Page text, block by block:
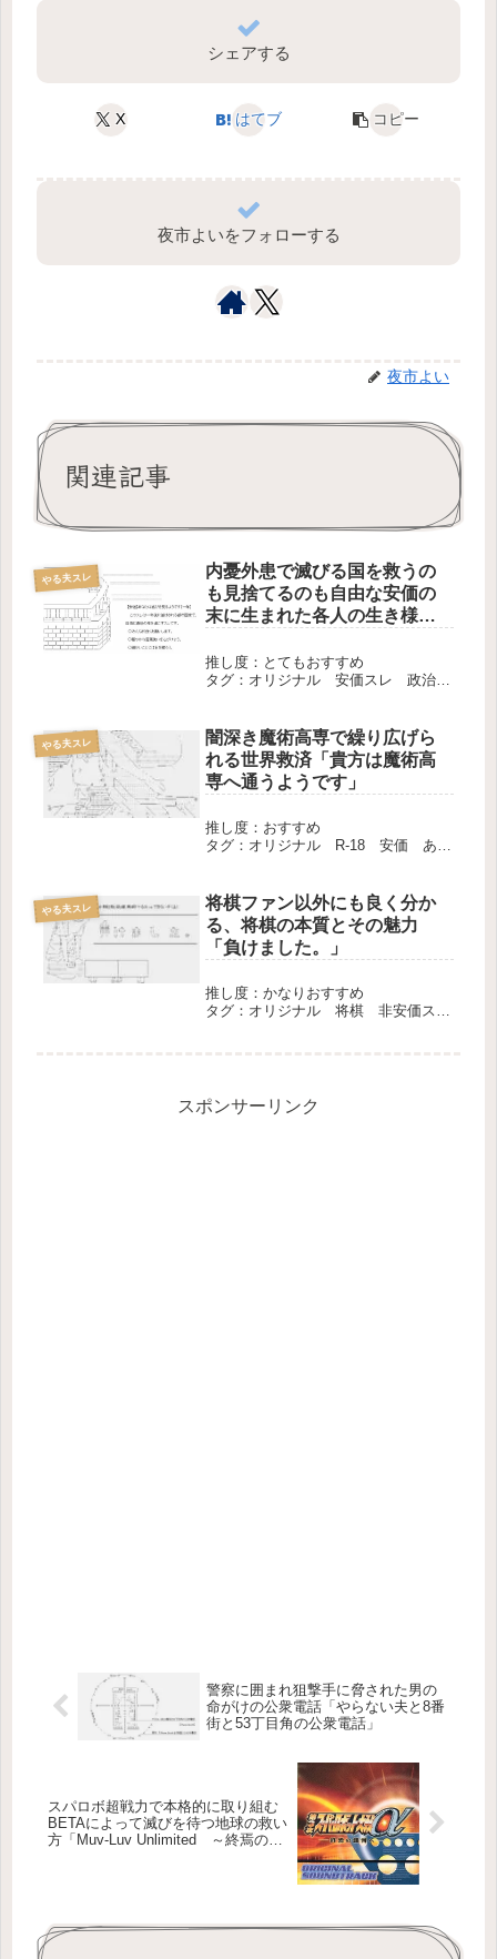
シェアする
X はてブ コピー
夜市よいをフォローする
夜市よい
関連記事
やる夫スレ
内憂外患で滅びる国を救うの
も見捨てるのも自由な安価の
末に生まれた各人の生き様を
見るようです」
推し度：とてもおすすめ
タグ：オリジナル 安価スレ 政治
やる夫スレ
闇深き魔術高専で繰り広げら
れる世界救済「貴方は魔術高
専へ通うようです」
推し度：おすすめ
タグ：オリジナル R-18 安価 あん
やる夫スレ
将棋ファン以外にも良く分か
る、将棋の本質とその魅力
「負けました。」
推し度：かなりおすすめ
タグ：オリジナル 将棋 非安価ス
スポンサーリンク
警察に囲まれ狙撃手に脅された男の
命がけの公衆電話「やらない夫と8番
街と53丁目角の公衆電話」
スパロボ超戦力で本格的に取り組む
BETAによって滅びを待つ地球の救い
方「Muv-Luv Unlimited ～終焉の銀